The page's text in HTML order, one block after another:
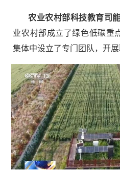
农业农村部科技教育司
业农村部成立了绿色低碳重
集体中设立了专门团队，开展